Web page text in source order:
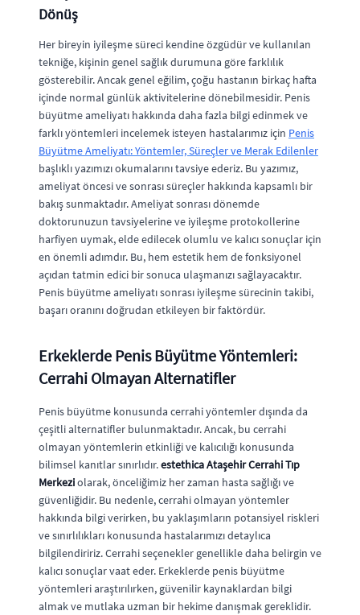
Dönüş
Her bireyin iyileşme süreci kendine özgüdür ve kullanılan
tekniğe, kişinin genel sağlık durumuna göre farklılık
gösterebilir. Ancak genel eğilim, çoğu hastanın birkaç hafta
içinde normal günlük aktivitelerine dönebilmesidir. Penis
büyütme ameliyatı hakkında daha fazla bilgi edinmek ve
farklı yöntemleri incelemek isteyen hastalarımız için Penis
Büyütme Ameliyatı: Yöntemler, Süreçler ve Merak Edilenler
başlıklı yazımızı okumalarını tavsiye ederiz. Bu yazımız,
ameliyat öncesi ve sonrası süreçler hakkında kapsamlı bir
bakış sunmaktadır. Ameliyat sonrası dönemde
doktorunuzun tavsiyelerine ve iyileşme protokollerine
harfiyen uymak, elde edilecek olumlu ve kalıcı sonuçlar için
en önemli adımdır. Bu, hem estetik hem de fonksiyonel
açıdan tatmin edici bir sonuca ulaşmanızı sağlayacaktır.
Penis büyütme ameliyatı sonrası iyileşme sürecinin takibi,
başarı oranını doğrudan etkileyen bir faktördür.
Erkeklerde Penis Büyütme Yöntemleri:
Cerrahi Olmayan Alternatifler
Penis büyütme konusunda cerrahi yöntemler dışında da
çeşitli alternatifler bulunmaktadır. Ancak, bu cerrahi
olmayan yöntemlerin etkinliği ve kalıcılığı konusunda
bilimsel kanıtlar sınırlıdır.estethica Ataşehir Cerrahi Tıp
Merkeziolarak, önceliğimiz her zaman hasta sağlığı ve
güvenliğidir. Bu nedenle, cerrahi olmayan yöntemler
hakkında bilgi verirken, bu yaklaşımların potansiyel riskleri
ve sınırlılıkları konusunda hastalarımızı detaylıca
bilgilendiririz. Cerrahi seçenekler genellikle daha belirgin ve
kalıcı sonuçlar vaat eder. Erkeklerde penis büyütme
yöntemleri araştırılırken, güvenilir kaynaklardan bilgi
almak ve mutlaka uzman bir hekime danışmak gereklidir.